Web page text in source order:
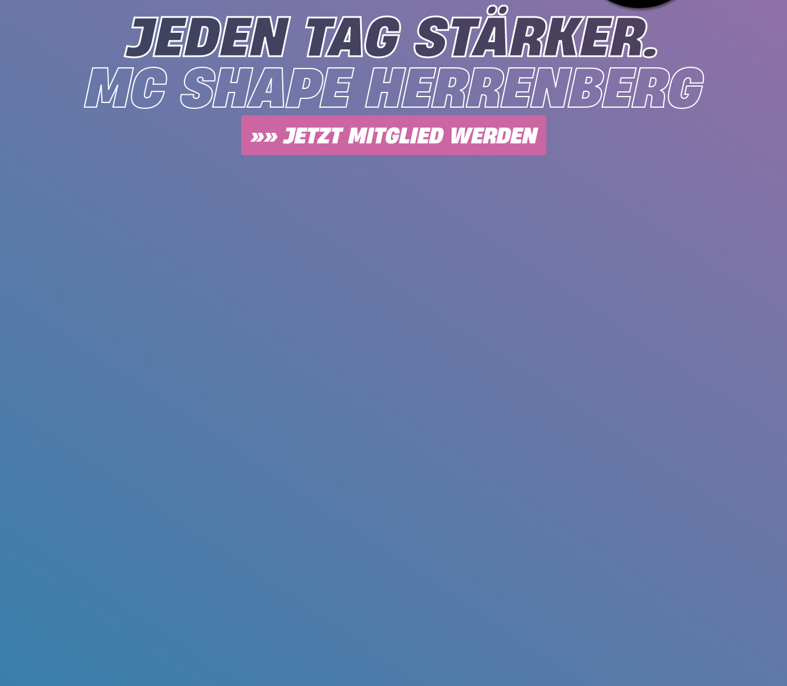
JEDEN TAG STÄRKER.
MC SHAPE HERRENBERG
»» JETZT MITGLIED WERDEN